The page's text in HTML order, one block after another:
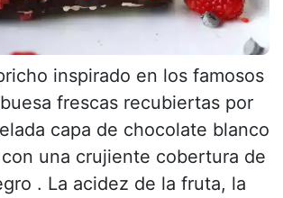
inspirado en los famosos
frescas recubiertas por
capa de chocolate blanco
una crujiente cobertura de
. La acidez de la fruta, la